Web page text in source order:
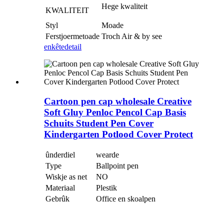
KWALITEIT
Hege kwaliteit
Styl
Moade
Ferstjoermetoade Troch Air & by see
enkêtedetail
Cartoon pen cap wholesale Creative
Soft Gluy Penloc Pencol Cap Basis
Schuits Student Pen Cover
Kindergarten Potlood Cover Protect
ûnderdiel
wearde
Type
Ballpoint pen
Wiskje as net
NO
Materiaal
Plestik
Gebrûk
Office en skoalpen